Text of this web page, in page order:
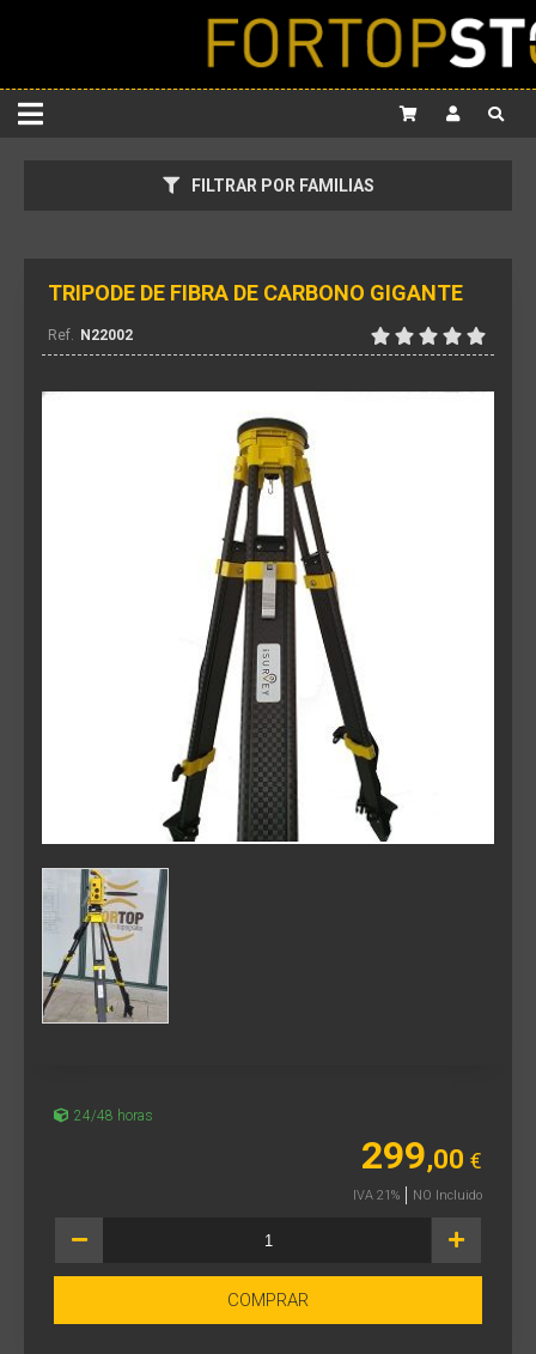
FILTRAR POR FAMILIAS
TRIPODE DE FIBRA DE CARBONO GIGANTE
N22002
24/48 horas
299,00 €
IVA 21% NO Incluido
COMPRAR